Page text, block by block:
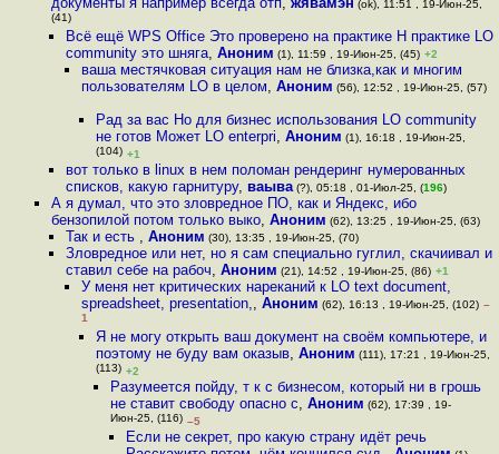
(ok), 11:51 , 19-Июн-25,
(41)
Всё ещё WPS Office Это проверено на практике Н практике LO
community это шняга,Аноним (1), 11:59 , 19-Июн-25, (45) +2
ваша местячковая ситуация нам не близка,как и многим
пользователям LO в целом, Аноним (56), 12:52 , 19-Июн-25, (57)
Рад за вас Но для бизнес использования LO community
не готов Может LO enterpri, Аноним (1), 16:18 , 19-Июн-25,
(104) +1
вот только в linux в нем поломан рендеринг нумерованных
списков, какую гарнитуру, ваыва (?), 05:18 , 01-Июл-25, (196)
А я думал, что это зловредное ПО, как и Яндекс, ибо
бензопилой потом только выко, Аноним (62), 13:25 , 19-Июн-25, (63)
Так и есть ,Аноним (30), 13:35 , 19-Июн-25, (70)
Зловредное или нет, но я сам специально гуглил, скачиивал и
ставил себе на рабоч,Аноним (21), 14:52 , 19-Июн-25, (86) +1
У меня нет критических нареканий к LO text document,
spreadsheet, presentation,, Аноним (62), 16:13 , 19-Июн-25, (102) –
1
Я не могу открыть ваш документ на своём компьютере, и
поэтому не буду вам оказыв, Аноним (111), 17:21 , 19-Июн-25,
(113) +2
Разумеется пойду, т к с бизнесом, который ни в грошь
не ставит свободу опасно с,Аноним (62), 17:39 , 19-
Июн-25, (116) –5
Если не секрет, про какую страну идёт речь